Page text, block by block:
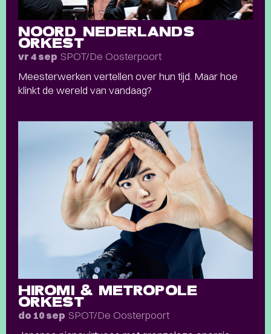
NOORD NEDERLANDS
ORKEST
vr 4 sep SPOT/De Oosterpoort
Meesterwerken vertellen over hun tijd. Maar hoe
klinkt de wereld van vandaag?
HIROMI & METROPOLE
ORKEST
do 10 sep SPOT/De Oosterpoort